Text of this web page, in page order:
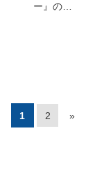
ー』の…
1 2 »